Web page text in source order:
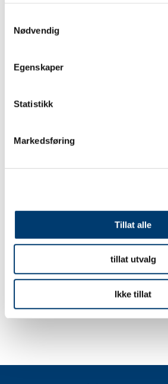
Nødvendig
Egenskaper
Statistikk
Markedsføring
Tillat alle
tillat utvalg
Ikke tillat